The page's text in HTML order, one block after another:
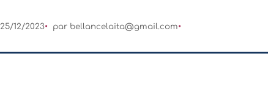
25/12/2023 par bellancelaita@gmail.com